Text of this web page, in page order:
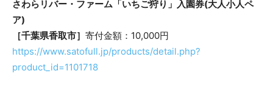
さわらリバー・ファーム「いちご狩り」入園券(大人小人ペ
ア)
［千葉県香取市］ 寄付金額：10,000円
https://www.satofull.jp/products/detail.php?
product_id=1101718